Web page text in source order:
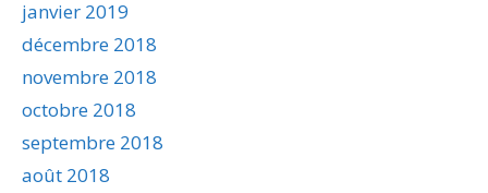
janvier 2019
décembre 2018
novembre 2018
octobre 2018
septembre 2018
août 2018